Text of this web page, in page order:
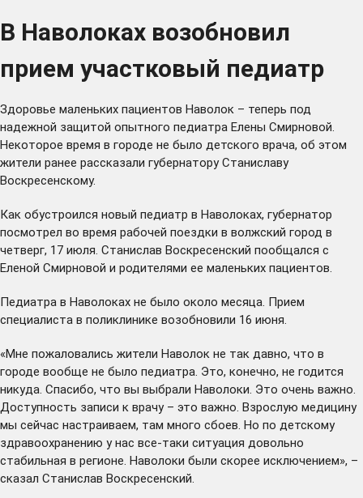
В Наволоках возобновил
прием участковый педиатр
Здоровье маленьких пациентов Наволок – теперь под
надежной защитой опытного педиатра Елены Смирновой.
Некоторое время в городе не было детского врача, об этом
жители ранее рассказали губернатору Станиславу
Воскресенскому.
Как обустроился новый педиатр в Наволоках, губернатор
посмотрел во время рабочей поездки в волжский город в
четверг, 17 июля. Станислав Воскресенский пообщался с
Еленой Смирновой и родителями ее маленьких пациентов.
Педиатра в Наволоках не было около месяца. Прием
специалиста в поликлинике возобновили 16 июня.
«Мне пожаловались жители Наволок не так давно, что в
городе вообще не было педиатра. Это, конечно, не годится
никуда. Спасибо, что вы выбрали Наволоки. Это очень важно.
Доступность записи к врачу – это важно. Взрослую медицину
мы сейчас настраиваем, там много сбоев. Но по детскому
здравоохранению у нас все-таки ситуация довольно
стабильная в регионе. Наволоки были скорее исключением», –
сказал Станислав Воскресенский.